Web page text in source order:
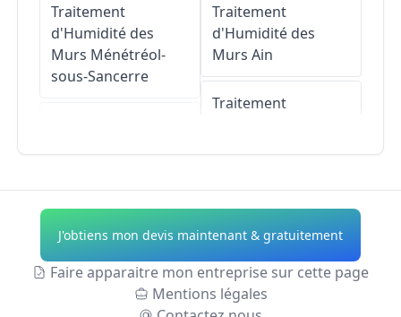
Traitement
d'Humidité des
Murs Ménétréol-
sous-Sancerre
Loire
Traitement
d'Humidité des
Murs Saint-Satur
Traitement
d'Humidité des
Murs Ain
Traitement
Traitement
d'Humidité des
Murs Allier
Traitement
d'Humidité des
J'obtiens mon devis maintenant & gratuitement
Faire apparaitre mon entreprise sur cette page
Mentions légales